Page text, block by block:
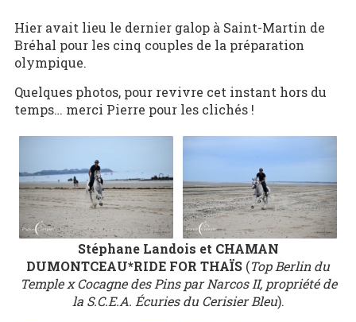
Hier avait lieu le dernier galop à Saint-Martin de
Bréhal pour les cinq couples de la préparation
olympique.
Quelques photos, pour revivre cet instant hors du
temps… merci Pierre pour les clichés !
Stéphane Landois et CHAMAN
DUMONTCEAU*RIDE FOR THAÏS (Top Berlin du
Temple x Cocagne des Pins par Narcos II, propriété de
la S.C.E.A. Écuries du Cerisier Bleu).